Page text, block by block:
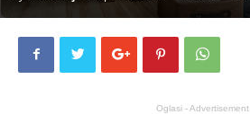
Oglasi - Advertisement